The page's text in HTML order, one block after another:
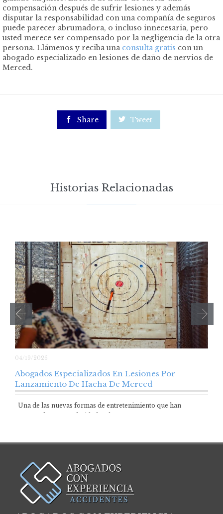
compensación después de sufrir lesiones y además
disputar la responsabilidad con una compañía de seguros
puede parecer abrumadora, o incluso innecesaria, pero
usted merece ser compensado por la negligencia de la otra
persona. Llámenos y reciba una consulta gratis con un
abogado especializado en lesiones de daño de nervios de
Merced.
 Share  Tweet
Historias Relacionadas
04/19/2026
Abogados Especializados En Lesiones Por
Lanzamiento De Hacha De Merced
Una de las nuevas formas de entretenimiento que han